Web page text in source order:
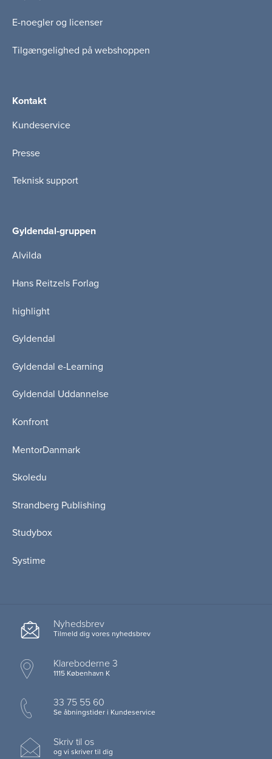
E-noegler og licenser
Tilgængelighed på webshoppen
Kontakt
Kundeservice
Presse
Teknisk support
Gyldendal-gruppen
Alvilda
Hans Reitzels Forlag
highlight
Gyldendal
Gyldendal e-Learning
Gyldendal Uddannelse
Konfront
MentorDanmark
Skoledu
Strandberg Publishing
Studybox
Systime
Nyhedsbrev
Tilmeld dig vores nyhedsbrev
Klareboderne 3
1115 København K
33 75 55 60
Se åbningstider i Kundeservice
Skriv til os
og vi skriver til dig